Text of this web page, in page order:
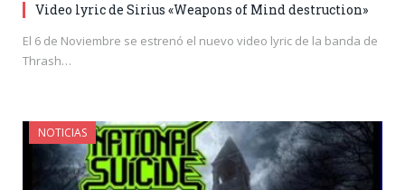
Video lyric de Sirius «Weapons of Mind destruction»
El 6 de Noviembre se estrenó el nuevo video lyric de la banda de
Thrash…
NOTICIAS